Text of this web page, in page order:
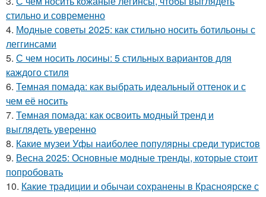
стильно и современно
4. Модные советы 2025: как стильно носить ботильоны с
леггинсами
5. С чем носить лосины: 5 стильных вариантов для
каждого стиля
6. Темная помада: как выбрать идеальный оттенок и с
чем её носить
7. Темная помада: как освоить модный тренд и
выглядеть уверенно
8. Какие музеи Уфы наиболее популярны среди туристов
9. Весна 2025: Основные модные тренды, которые стоит
попробовать
10. Какие традиции и обычаи сохранены в Красноярске с